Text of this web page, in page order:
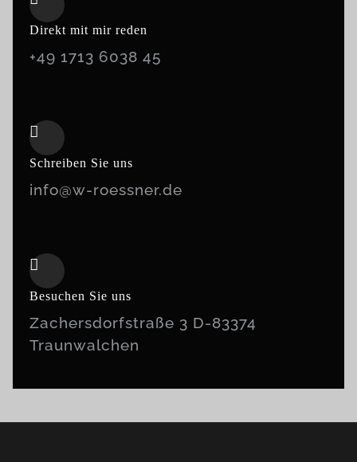
Direkt mit mir reden
+49 1713 6038 45
Schreiben Sie uns
info@w-roessner.de
Besuchen Sie uns
Zachersdorfstraße 3 D-83374
Traunwalchen